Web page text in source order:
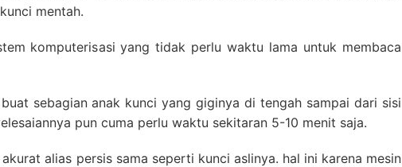
mentah.
komputerisasi yang tidak perlu waktu lama untuk membaca
sebagian anak kunci yang giginya di tengah sampai dari sisi
pun cuma perlu waktu sekitaran 5-10 menit saja.
alias persis sama seperti kunci aslinya. hal ini karena mesin